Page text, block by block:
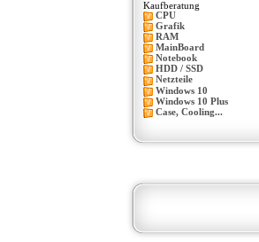
Kaufberatung
CPU
Grafik
RAM
MainBoard
Notebook
HDD / SSD
Netzteile
Windows 10
Windows 10 Plus
Case, Cooling...